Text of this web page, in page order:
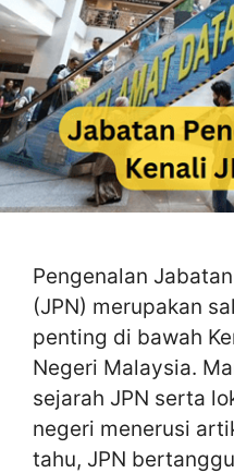
Pengenalan
(JPN) merupakan
penting di bawah
Negeri Malaysia.
sejarah JPN serta
negeri menerusi
tahu, JPN